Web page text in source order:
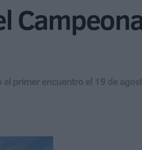
primer encuentro el 19 de